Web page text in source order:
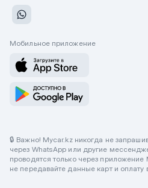
Мобильное приложение
🔒 Важно! Mycar.kz никогда не
через WhatsApp или другие
проводятся только через приложение
не передавайте данные карт и